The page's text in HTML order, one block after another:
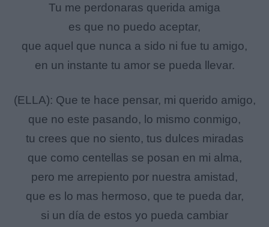
Tu me perdonaras querida amiga
es que no puedo aceptar,
que aquel que nunca a sido ni fue tu amigo,
en un instante tu amor se pueda llevar.
(ELLA): Que te hace pensar, mi querido amigo,
que no este pasando, lo mismo conmigo,
tu crees que no siento, tus dulces miradas
que como centellas se posan en mi alma,
pero me arrepiento por nuestra amistad,
que es lo mas hermoso, que te pueda dar,
si un día de estos yo pueda cambiar